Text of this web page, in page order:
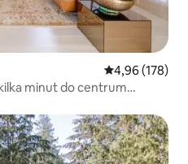
Średnia
4,96 (178)
minut do centrum